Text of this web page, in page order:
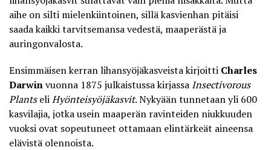
aihe on silti mielenkiintoinen, sillä kasvienhan pitäisi
saada kaikki tarvitsemansa vedestä, maaperästä ja
auringonvalosta.
Ensimmäisen kerran lihansyöjäkasveista kirjoitti Charles
Darwinvuonna 1875 julkaistussa kirjassa Insectivorous
PlantseliHyönteisyöjäkasvit. Nykyään tunnetaan yli 600
kasvilajia, jotka usein maaperän ravinteiden niukkuuden
vuoksi ovat sopeutuneet ottamaan elintärkeät aineensa
elävistä olennoista.